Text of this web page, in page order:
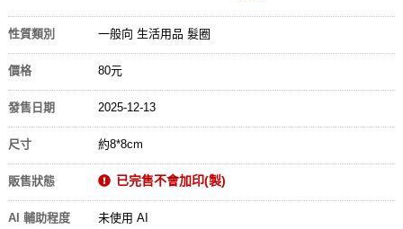
性質類別 一般向 生活用品 髮圈
價格 80元
發售日期 2025-12-13
尺寸 約8*8cm
販售狀態 已完售不會加印(製)
AI 輔助程度 未使用 AI